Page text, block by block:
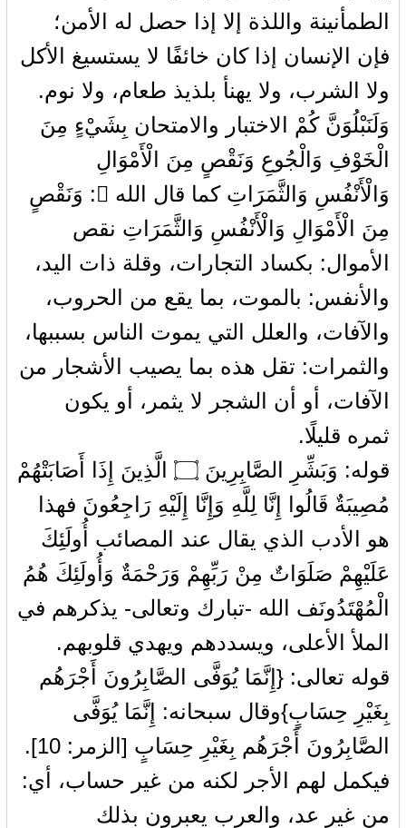
الطمأنينة واللذة إلا إذا حصل له الأمن؛
فإن الإنسان إذا كان خائفًا لا يستسيغ الأكل
ولا الشرب، ولا يهنأ بلذيذ طعام، ولا نوم.
وَلَنَبْلُوَنَّ كُمْ الاختبار والامتحان بِشَيْءٍ مِنَ
الْخَوْفِ وَالْجُوعِ وَنَقْصٍ مِنَ الْأَمْوَالِ
وَالْأَنْفُسِ وَالثَّمَرَاتِ كما قال الله : وَنَقْصٍ
مِنَ الْأَمْوَالِ وَالْأَنْفُسِ وَالثَّمَرَاتِ نقص
الأموال: بكساد التجارات، وقلة ذات اليد،
والأنفس: بالموت، بما يقع من الحروب،
والآفات، والعلل التي يموت الناس بسببها،
والثمرات: تقل هذه بما يصيب الأشجار من
الآفات، أو أن الشجر لا يثمر، أو يكون
ثمره قليلًا.
قوله: وَبَشِّرِ الصَّابِرِينَ ۝ الَّذِينَ إِذَا أَصَابَتْهُمْ
مُصِيبَةٌ قَالُوا إِنَّا لِلَّهِ وَإِنَّا إِلَيْهِ رَاجِعُونَ فهذا
هو الأدب الذي يقال عند المصائب أُولَئِكَ
عَلَيْهِمْ صَلَوَاتٌ مِنْ رَبِّهِمْ وَرَحْمَةٌ وَأُولَئِكَ هُمُ
الْمُهْتَدُونَف الله -تبارك وتعالى- يذكرهم في
الملأ الأعلى، ويسددهم ويهدي قلوبهم.
قوله تعالى: {إِنَّمَا يُوَفَّى الصَّابِرُونَ أَجْرَهُم
بِغَيْرِ حِسَابٍ}وقال سبحانه: إِنَّمَا يُوَفَّى
الصَّابِرُونَ أَجْرَهُم بِغَيْرِ حِسَابٍ [الزمر: 10].
فيكمل لهم الأجر لكنه من غير حساب، أي:
من غير عد، والعرب يعبرون بذلك